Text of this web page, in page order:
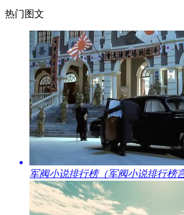
热门图文
军阀小说排行榜（军阀小说排行榜言